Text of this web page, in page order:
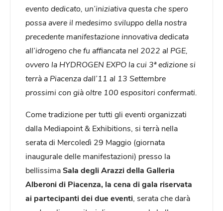
evento dedicato, un’iniziativa questa che spero
possa avere il medesimo sviluppo della nostra
precedente manifestazione innovativa dedicata
all’idrogeno che fu affiancata nel 2022 al PGE,
ovvero la HYDROGEN EXPO la cui 3ª edizione si
terrà a Piacenza dall’11 al 13 Settembre
prossimi con già oltre 100 espositori confermati.
Come tradizione per tutti gli eventi organizzati
dalla Mediapoint & Exhibitions, si terrà nella
serata di Mercoledì 29 Maggio (giornata
inaugurale delle manifestazioni) presso la
bellissimaSala degli Arazzi della Galleria
Alberoni di Piacenza, la cena di gala riservata
ai partecipanti dei due eventi seratache darà